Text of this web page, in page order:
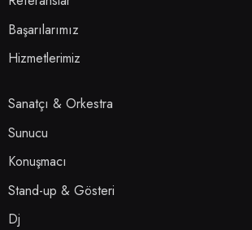
Başarılarımız
Hizmetlerimiz
Sanatçı & Orkestra
Sunucu
Konuşmacı
Stand-up & Gösteri
Dj